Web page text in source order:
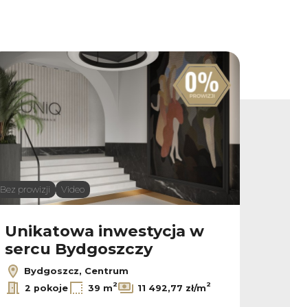
Bez prowizji Video
Unikatowa inwestycja w
sercu Bydgoszczy
Bydgoszcz, Centrum
2 pokoje 39 m2 11 492,77 zł/m2